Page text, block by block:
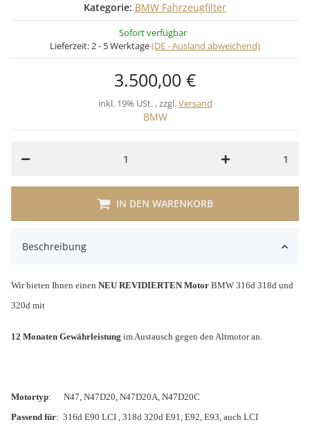
Kategorie: BMW Fahrzeugfilter
Sofort verfügbar
Lieferzeit:2 - 5 Werktage(DE - Ausland abweichend)
3.500,00 €
inkl. 19% USt. , zzgl.Versand
BMW
1
IN DEN WARENKORB
Beschreibung
Wir bieten Ihnen einen NEU REVIDIERTEN Motor BMW 316d 318d und
320d mit
12 Monaten Gewährleistung im Austausch gegen den Altmotor an.
Motortyp: N47, N47D20, N47D20A, N47D20C
Passend für: 316d E90 LCI , 318d 320d E91, E92, E93, auch LCI